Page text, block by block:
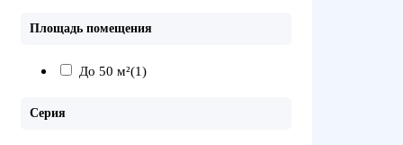
Площадь помещения
До 50 м²(1)
Серия